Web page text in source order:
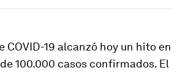
COVID-19 alcanzó hoy un hito en
100.000 casos confirmados. El